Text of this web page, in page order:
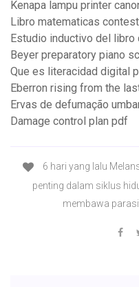
Kenapa lampu printer
Libro matematicas
Estudio inductivo del libro
Beyer preparatory piano
Que es literacidad digital
Eberron rising from the
Ervas de defumação
Damage control plan pdf
6 hari yang lalu
penting dalam siklus
membawa